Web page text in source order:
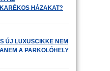
HÁZAKAT?
ÚJ LUXUSCIKKE NEM
A PARKOLÓHELY